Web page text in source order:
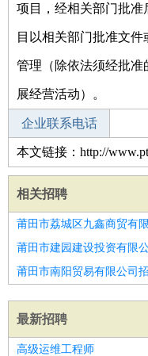
项目，经相关部门批准
目以相关部门批准文
管理（除依法须经批
展经营活动）。
企业联系电话
本文链接：http://
相关招聘
最新招聘
高级运维工程师